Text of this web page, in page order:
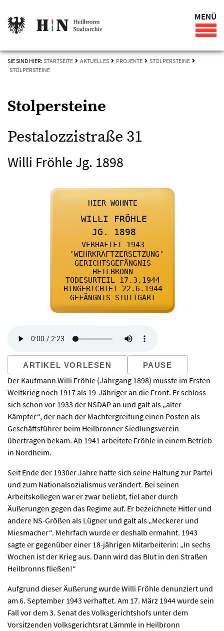
MENÜ
SIE SIND HIER: STARTSEITE AKTUELLES PROJEKTE
STOLPERSTEINE
STOLPERSTEINE
Stolpersteine
Pestalozzistraße 31
Willi Fröhle Jg. 1898
HIER WOHNTE
WILLI FRÖHLE
JG. 1898
VERHAFTET 1943
’WEHRKRAFTZERSETZUNG’
GERICHTSGEFÄNGNIS
HEILBRONN
TODESURTEIL 17.3.1944
HINGERICHTET 22.6.1944
GEFÄNGNIS STUTTGART
ARTIKEL VORLESEN PAUSE
Der Kaufmann Willi Fröhle (Jahrgang 1898) musste im Ersten
Weltkrieg noch 1917 als 19-Jähriger an die Front. Er schloss
sich schon vor 1933 der NSDAP an und galt als „alter
Kämpfer“, der nach der Machtergreifung einen Posten als
Geschäftsführer beim Heilbronner Siedlungsverein
übertragen bekam. Ab 1941 arbeitete Fröhle in einem Betrieb
in Nordheim.
Seit Ende der 1930er Jahre hatte sich seine Haltung zur Partei
und zum Nationalsozialismus verändert. Bei seinen
Arbeitskollegen war er zwar beliebt, fiel aber durch
Äußerungen gegen das Regime auf. Er bezeichnete Hitler und
andere NS-Größen als Lügner und galt als „Meckerer und
Miesmacher“. Mehrfach wurde er deshalb ermahnt. 1943
sagte er gegenüber einer 18-jährigen Mitarbeiterin: „In sechs
Wochen ist der Krieg aus. Dann wird das Blut in den Straßen
Heilbronns fließen!“
Aufgrund dieser Äußerung wurde Willi Fröhle denunziert und
am 6. September 1943 verhaftet. Am 17. März 1944 wurde sein
Fall vor dem 3. Senat des Volksgerichtshofs unter dem
Vorsitzenden Volksgerichtsrat Lämmle in Heilbronn